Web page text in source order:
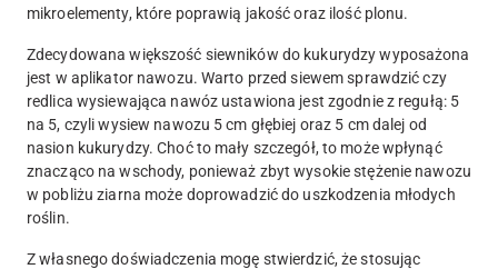
mikroelementy, które poprawią jakość oraz ilość plonu.
Zdecydowana większość siewników do kukurydzy wyposażona
jest w aplikator nawozu. Warto przed siewem sprawdzić czy
redlica wysiewająca nawóz ustawiona jest zgodnie z regułą: 5
na 5, czyli wysiew nawozu 5 cm głębiej oraz 5 cm dalej od
nasion kukurydzy. Choć to mały szczegół, to może wpłynąć
znacząco na wschody, ponieważ zbyt wysokie stężenie nawozu
w pobliżu ziarna może doprowadzić do uszkodzenia młodych
roślin.
Z własnego doświadczenia mogę stwierdzić, że stosując